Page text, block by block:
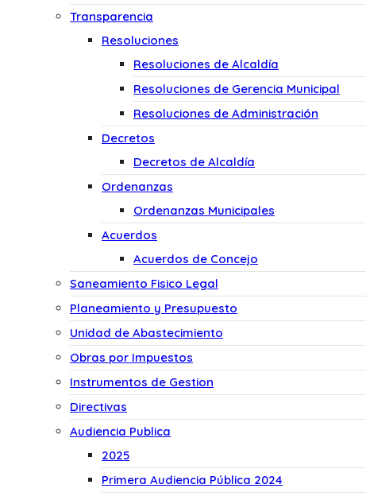
Transparencia
Resoluciones
Resoluciones de Alcaldía
Resoluciones de Gerencia Municipal
Resoluciones de Administración
Decretos
Decretos de Alcaldía
Ordenanzas
Ordenanzas Municipales
Acuerdos
Acuerdos de Concejo
Saneamiento Fisico Legal
Planeamiento y Presupuesto
Unidad de Abastecimiento
Obras por Impuestos
Instrumentos de Gestion
Directivas
Audiencia Publica
2025
Primera Audiencia Pública 2024